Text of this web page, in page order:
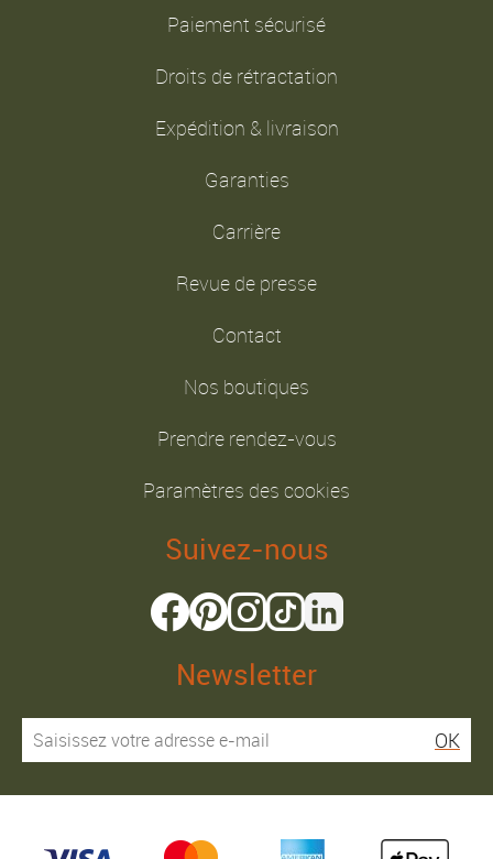
Paiement sécurisé
Droits de rétractation
Expédition & livraison
Garanties
Carrière
Revue de presse
Contact
Nos boutiques
Prendre rendez-vous
Paramètres des cookies
Suivez-nous
Newsletter
OK